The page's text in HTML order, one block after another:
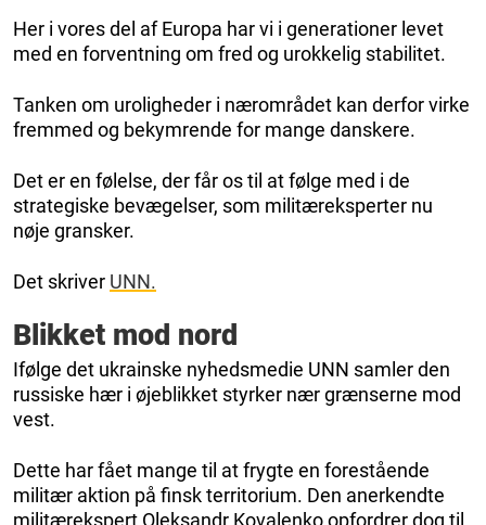
Her i vores del af Europa har vi i generationer levet
med en forventning om fred og urokkelig stabilitet.
Tanken om uroligheder i nærområdet kan derfor virke
fremmed og bekymrende for mange danskere.
Det er en følelse, der får os til at følge med i de
strategiske bevægelser, som militæreksperter nu
nøje gransker.
Det skriver UNN.
Blikket mod nord
Ifølge det ukrainske nyhedsmedie UNN samler den
russiske hær i øjeblikket styrker nær grænserne mod
vest.
Dette har fået mange til at frygte en forestående
militær aktion på finsk territorium. Den anerkendte